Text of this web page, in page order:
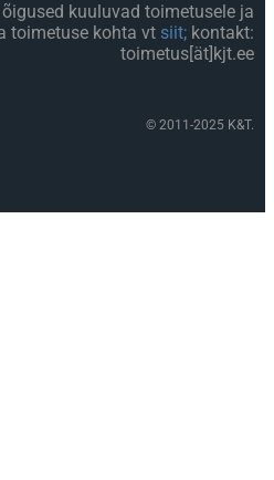
kuuluvad toimetusele ja
toimetuse kohta vt siit; kontakt:
toimetus[ät]kjt.ee
© 2011-2025 K&T.